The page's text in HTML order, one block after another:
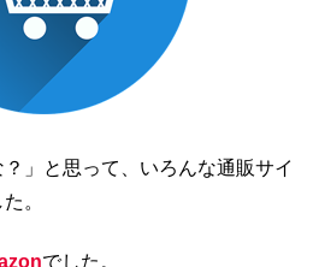
？」と思って、いろんな通販サイ
。
でした。